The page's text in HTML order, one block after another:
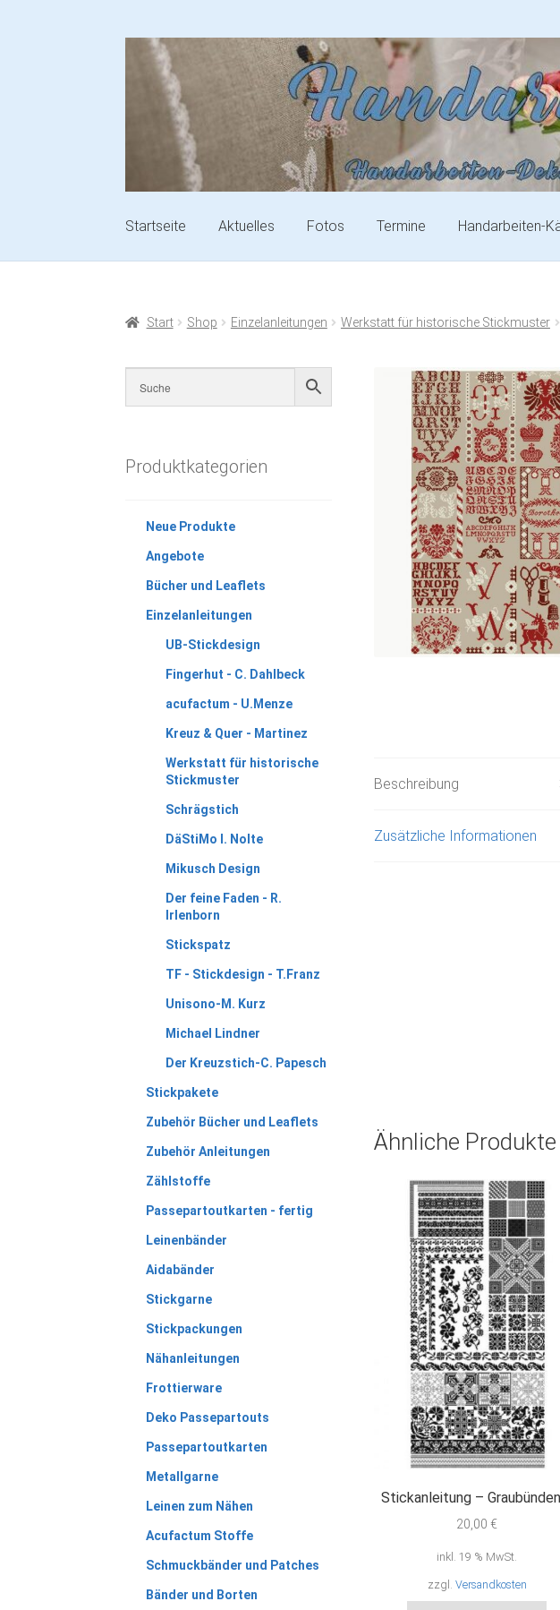
Startseite Aktuelles Fotos Termine Handarbeiten-
Start Shop Einzelanleitungen Werkstatt für historische Stickmuster
Beschreibung
Zusätzliche Informationen
Ähnliche Produkte
Stickanleitung –
20,00 €
inkl. 19 % MwSt.
zzgl. Versandkosten
Produktkategorien
Neue Produkte
Angebote
Bücher und Leaflets
Einzelanleitungen
UB-Stickdesign
Fingerhut - C. Dahlbeck
acufactum - U.Menze
Kreuz & Quer - Martinez
Werkstatt für historische
Stickmuster
Schrägstich
DäStiMo I. Nolte
Mikusch Design
Der feine Faden - R.
Irlenborn
Stickspatz
TF - Stickdesign - T.Franz
Unisono-M. Kurz
Michael Lindner
Der Kreuzstich-C. Papesch
Stickpakete
Zubehör Bücher und Leaflets
Zubehör Anleitungen
Zählstoffe
Passepartoutkarten - fertig
Leinenbänder
Aidabänder
Stickgarne
Stickpackungen
Nähanleitungen
Frottierware
Deko Passepartouts
Passepartoutkarten
Metallgarne
Leinen zum Nähen
Acufactum Stoffe
Schmuckbänder und Patches
Bänder und Borten